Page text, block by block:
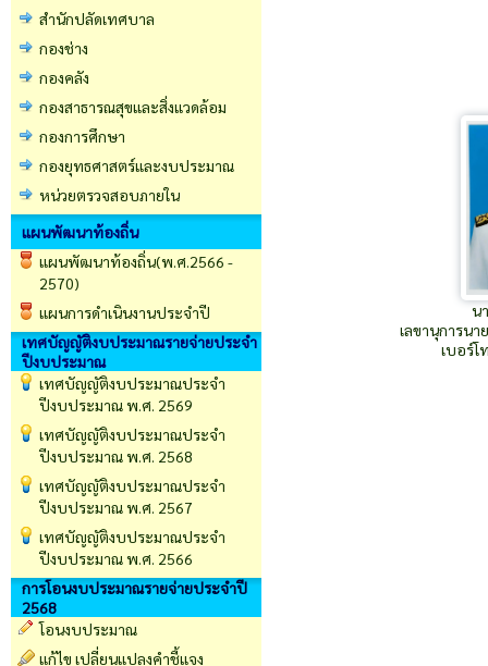
สำนักปลัดเทศบาล
กองช่าง
กองคลัง
กองสาธารณสุขและสิ่งแวดล้อม
กองการศึกษา
กองยุทธศาสตร์และงบประมาณ
หน่วยตรวจสอบภายใน
แผนพัฒนาท้องถิ่น
แผนพัฒนาท้องถิ่น(พ.ศ.2566 -
2570)
แผนการดำเนินงานประจำปี
เทศบัญญัติงบประมาณรายจ่ายประจำ
ปีงบประมาณ
เทศบัญญัติงบประมาณประจำ
ปีงบประมาณ พ.ศ. 2569
เทศบัญญัติงบประมาณประจำ
ปีงบประมาณ พ.ศ. 2568
เทศบัญญัติงบประมาณประจำ
ปีงบประมาณ พ.ศ. 2567
เทศบัญญัติงบประมาณประจำ
ปีงบประมาณ พ.ศ. 2566
การโอนงบประมาณรายจ่ายประจำปี
2568
โอนงบประมาณ
แก้ไข เปลี่ยนแปลงคำชี้แจง
น
เลขานุการน
เบอร์